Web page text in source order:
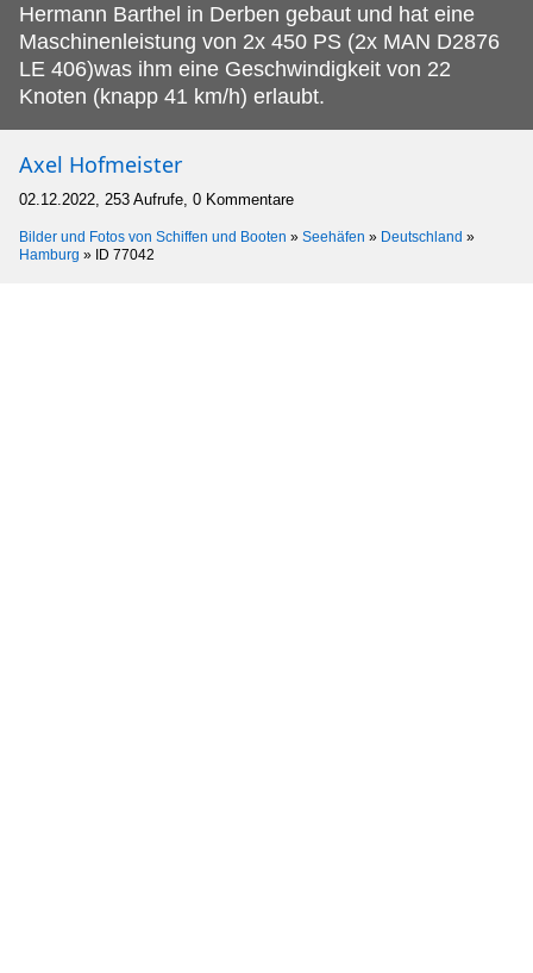
Hermann Barthel in Derben gebaut und hat eine
Maschinenleistung von 2x 450 PS (2x MAN D2876
LE 406)was ihm eine Geschwindigkeit von 22
Knoten (knapp 41 km/h) erlaubt.
Axel Hofmeister
02.12.2022, 253 Aufrufe, 0 Kommentare
Bilder und Fotos von Schiffen und Booten » Seehäfen » Deutschland »
Hamburg » ID 77042